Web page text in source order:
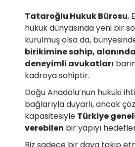
Tataroğlu Hukuk Bürosu,
hukuk dünyasında yeni bir
kurulmuş olsa da,
birikimine sahip,
deneyimli avukatları
kadroya sahiptir.
Doğu Anadolu’nun hukuki
bağlarıyla duyarlı, ancak
kapasitesiyle Türkiye
verebilen bir yapıyı